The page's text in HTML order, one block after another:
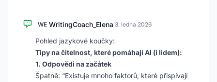
WE WritingCoach_Elena·3. ledna 2026
Pohled jazykové koučky:
Tipy na čitelnost, které pomáhají AI (i lidem):
1. Odpovědi na začátek
Špatně: “Existuje mnoho faktorů, které přispívají